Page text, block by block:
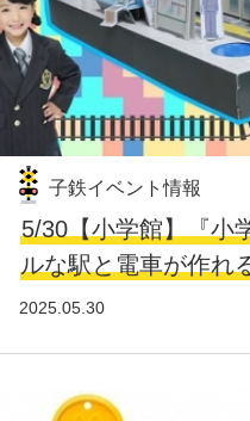
子鉄イベント情報
5/30【小学館】『小
ルな駅と電車が作れ
2025.05.30